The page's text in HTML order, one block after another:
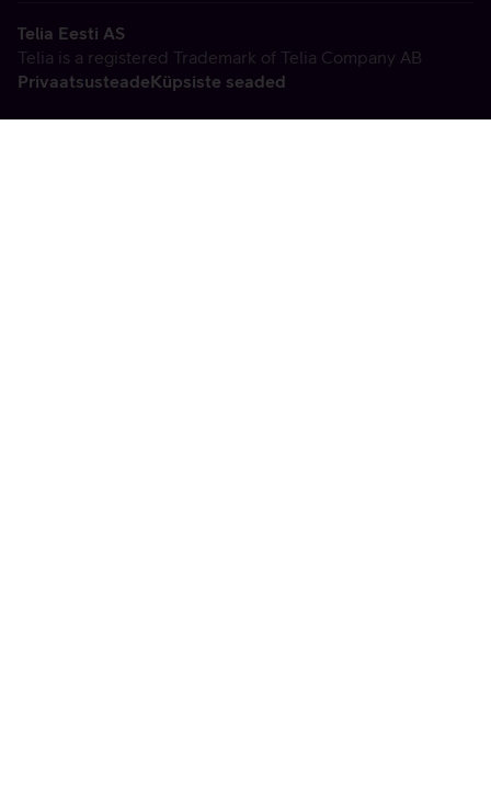
Telia Eesti AS
Telia is a registered Trademark of Telia Company AB
PrivaatsusteadeKüpsiste seaded